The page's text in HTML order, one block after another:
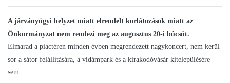
A járványügyi helyzet miatt elrendelt korlátozások miatt az
Önkormányzat nem rendezi meg az augusztus 20-i búcsút.
Elmarad a piactéren minden évben megrendezett nagykoncert, nem kerül
sor a sátor felállítására, a vidámpark és a kirakodóvásár kitelepülésére
sem.